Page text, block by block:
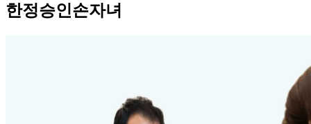
한정승인손자녀